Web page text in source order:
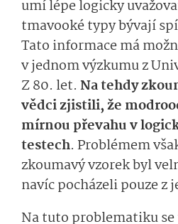
umí lépe logicky
tmavooké typy bývají
Tato informace má
v jednom výzkumu z
Z 80. let. Na tehdy
vědci zjistili, že
mírnou převahu v
testech. Problémem
zkoumavý vzorek byl
navíc pocházeli pouze z
Na tuto problematiku